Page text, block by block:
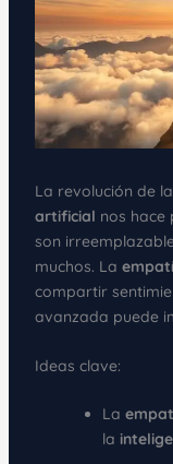
La revolución de la
artificial nos hace
son
muchos. La
compartir
avanzada puede
Ideas clave:
La
la